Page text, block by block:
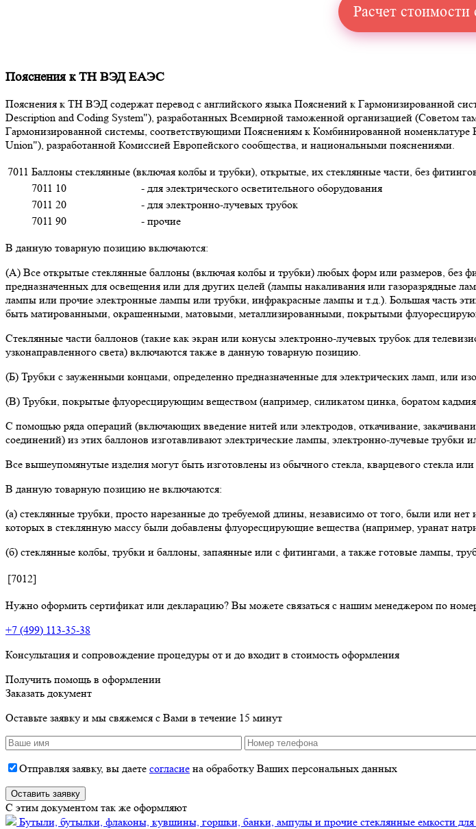
Расчет
Пояснения к ТН ВЭД ЕАЭС
Пояснения к ТН ВЭД содержат перевод с английского языка Пояснений к Гармонизированной
Description and Coding System"), разработанных Всемирной таможенной организацией (Советом
Гармонизированной системы, соответствующими Пояснениям к Комбинированной номенклатуре
Union"), разработанной Комиссией Европейского сообщества, и национальными пояснениями.
7011 Баллоны стеклянные (включая колбы и трубки), открытые, их стеклянные части, без
7011 10
- для электрического осветительного оборудования
7011 20
- для электронно-лучевых трубок
7011 90
- прочие
В данную товарную позицию включаются:
(А) Все открытые стеклянные баллоны (включая колбы и трубки) любых форм или размеров, без
предназначенных для освещения или для других целей (лампы накаливания или газоразрядные
лампы или прочие электронные лампы или трубки, инфракрасные лампы и т.д.). Большая часть
быть матированными, окрашенными, матовыми, металлизированными, покрытыми
Стеклянные части баллонов (такие как экран или конусы электронно-лучевых трубок для
узконаправленного света) включаются также в данную товарную позицию.
(Б) Трубки с зауженными концами, определенно предназначенные для электрических ламп, или
(В) Трубки, покрытые флуоресцирующим веществом (например, силикатом цинка, боратом
С помощью ряда операций (включающих введение нитей или электродов, откачивание,
соединений) из этих баллонов изготавливают электрические лампы, электронно-лучевые трубки
Все вышеупомянутые изделия могут быть изготовлены из обычного стекла, кварцевого стекла
В данную товарную позицию не включаются:
(а) стеклянные трубки, просто нарезанные до требуемой длины, независимо от того, были или
которых в стеклянную массу были добавлены флуоресцирующие вещества (например, уранат
(б) стеклянные колбы, трубки и баллоны, запаянные или с фитингами, а также готовые лампы,
[7012]
Нужно оформить сертификат или декларацию? Вы можете связаться с нашим менеджером по
+7 (499) 113-35-38
Консультация и сопровождение процедуры от и до входит в стоимость оформления
Получить помощь в оформлении
Заказать документ
Оставьте заявку и мы свяжемся с Вами в течение 15 минут
Отправляя заявку, вы даете согласие на обработку Ваших персональных данных
C этим документом так же оформляют
Бутыли, бутылки, флаконы, кувшины, горшки, банки, ампулы и прочие стеклянные емкости